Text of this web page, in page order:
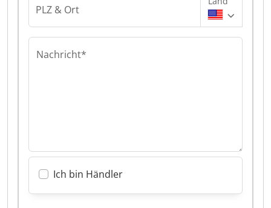
PLZ & Ort
Nachricht*
Ich bin Händler